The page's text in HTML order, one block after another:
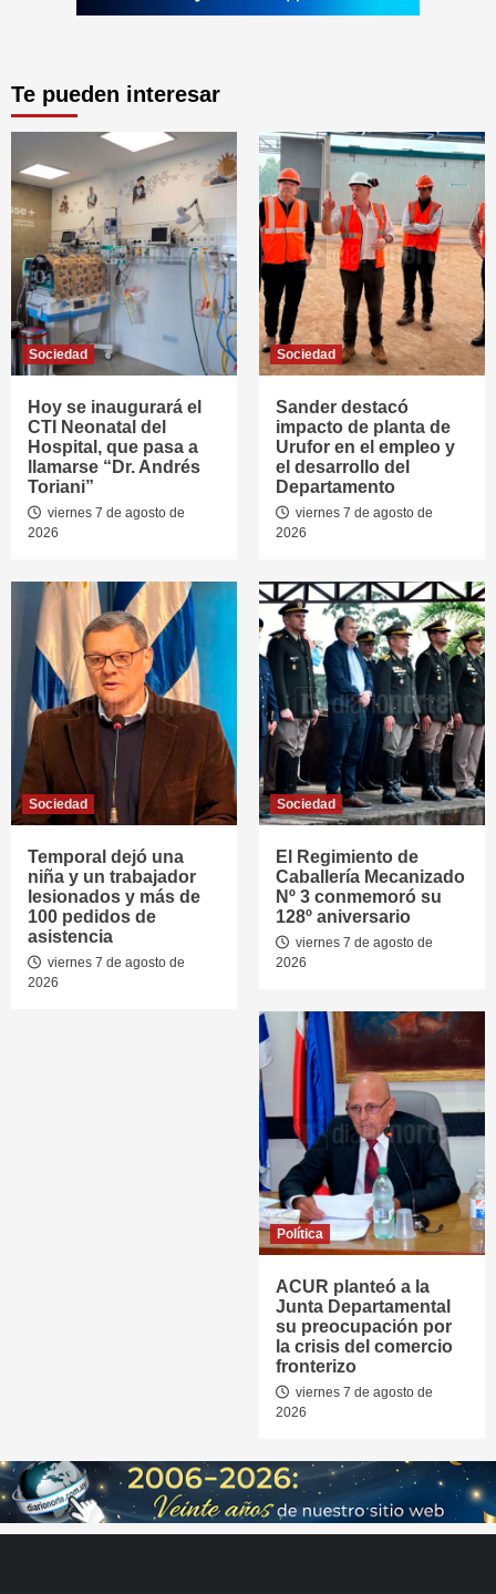
Te pueden interesar
Sociedad
Hoy se inaugurará el
CTI Neonatal del
Hospital, que pasa a
llamarse “Dr. Andrés
Toriani”
viernes 7 de agosto de
2026
Sociedad
Sander destacó
impacto de planta de
Urufor en el empleo y
el desarrollo del
Departamento
viernes 7 de agosto de
2026
Sociedad
Temporal dejó una
niña y un trabajador
lesionados y más de
100 pedidos de
asistencia
viernes 7 de agosto de
2026
Sociedad
El Regimiento de
Caballería Mecanizado
Nº 3 conmemoró su
128º aniversario
viernes 7 de agosto de
2026
Política
ACUR planteó a la
Junta Departamental
su preocupación por
la crisis del comercio
fronterizo
viernes 7 de agosto de
2026